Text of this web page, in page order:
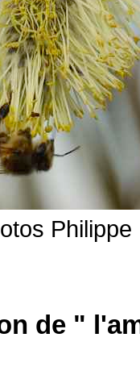
Philippe
de "